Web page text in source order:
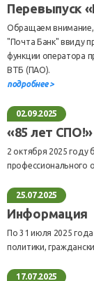
Перевыпуск
Обращаем внимание,
"Почта Банк" ввиду
функции оператора
ВТБ (ПАО).
подробнее >
02.09.2025
«85 лет СПО!»
2 октября 2025 году
профессионального
25.07.2025
Информация
По 31 июля 2025
политики,
17.07.2025